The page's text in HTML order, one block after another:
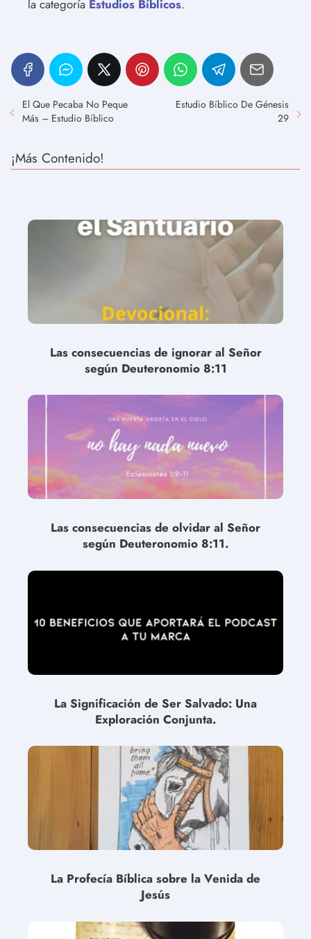
la categoría Estudios Bíblicos.
El Que Pecaba No Peque
Más – Estudio Bíblico
Estudio Bíblico De Génesis
29
¡Más Contenido!
Las consecuencias de ignorar al Señor
según Deuteronomio 8:11
Las consecuencias de olvidar al Señor
según Deuteronomio 8:11.
La Significación de Ser Salvado: Una
Exploración Conjunta.
La Profecía Bíblica sobre la Venida de
Jesús